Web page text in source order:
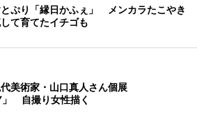
ぷり「縁日かふぇ」 メンカラたこやき
て育てたイチゴも
美術家・山口真人さん個展
」 自撮り女性描く